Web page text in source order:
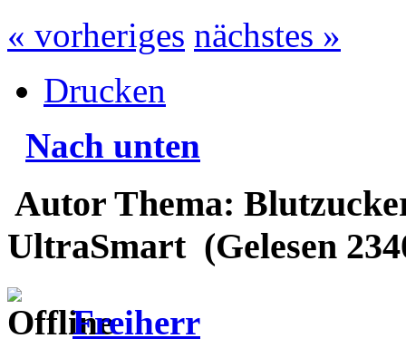
« vorheriges nächstes »
Drucken
Nach unten
Autor Thema:
UltraSmart (Gelesen
Freiherr